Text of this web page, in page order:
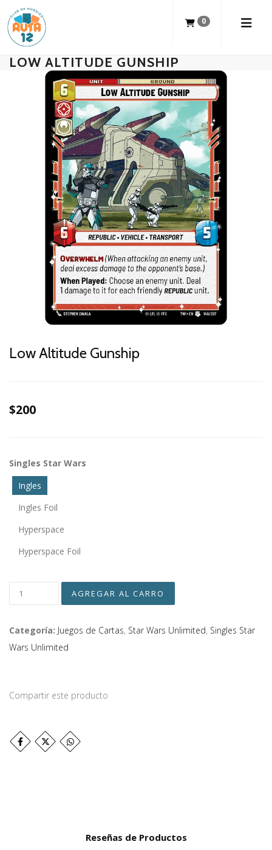
0
LOW ALTITUDE GUNSHIP
Low Altitude Gunship
$200
Singles Star Wars
Ingles
Ingles Foil
Hyperspace
Hyperspace Foil
Categoría: Juegos de Cartas, Star Wars Unlimited, Singles Star
Wars Unlimited
Compartir este producto
Reseñas de Productos